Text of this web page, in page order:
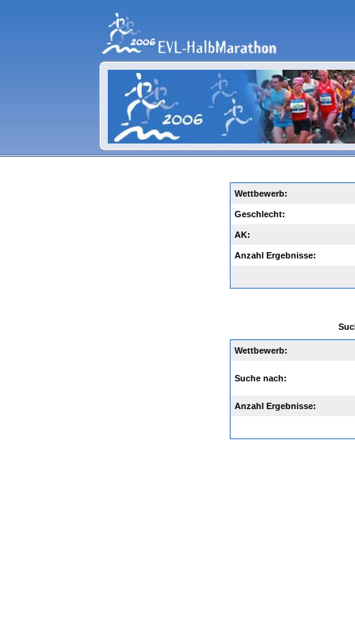
Wettbewerb:
Geschlecht:
AK:
Anzahl Ergebnisse:
Wettbewerb:
Suche nach:
Anzahl Ergebnisse: